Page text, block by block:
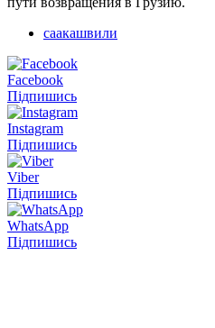
саакашвили
Facebook
Підпишись
Instagram
Підпишись
Viber
Підпишись
WhatsApp
Підпишись